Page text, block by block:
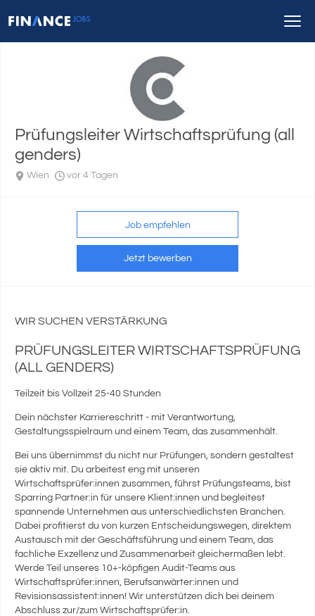
Prüfungsleiter Wirtschaftsprüfung (all
genders)
Wien vor 4 Tagen
Job empfehlen
Jetzt bewerben
WIR SUCHEN VERSTÄRKUNG
PRÜFUNGSLEITER WIRTSCHAFTSPRÜFUNG
(ALL GENDERS)
Teilzeit bis Vollzeit 25-40 Stunden
Dein nächster Karriereschritt - mit Verantwortung,
Gestaltungsspielraum und einem Team, das zusammenhält.
Bei uns übernimmst du nicht nur Prüfungen, sondern gestaltest
sie aktiv mit. Du arbeitest eng mit unseren
Wirtschaftsprüfer:innen zusammen, führst Prüfungsteams, bist
Sparring Partner:in für unsere Klient:innen und begleitest
spannende Unternehmen aus unterschiedlichsten Branchen.
Dabei profitierst du von kurzen Entscheidungswegen, direktem
Austausch mit der Geschäftsführung und einem Team, das
fachliche Exzellenz und Zusammenarbeit gleichermaßen lebt.
Werde Teil unseres 10+-köpfigen Audit-Teams aus
Wirtschaftsprüfer:innen, Berufsanwärter:innen und
Revisionsassistent:innen! Wir unterstützen dich bei deinem
Abschluss zur/zum Wirtschaftsprüfer:in.